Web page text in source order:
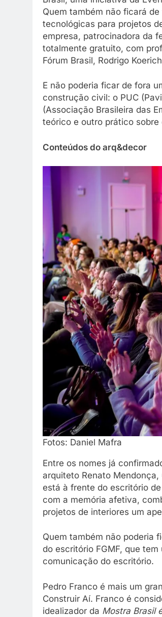
Quem também não ficará
tecnológicas para projetos
empresa, patrocinadora da
totalmente gratuito, com
Fórum Brasil, Rodrigo
E não poderia ficar de fora
construção civil: o PUC
(Associação Brasileira das
teórico e outro prático
Conteúdos do arq&decor
Fotos: Daniel Mafra
Entre os nomes já
arquiteto Renato
está à frente do escritório
com a memória afetiva,
projetos de interiores um
Quem também não poderia
do escritório FGMF, que
comunicação do escritório.
Pedro Franco é mais um
Construir Aí. Franco é
idealizador da Mostra Brasil